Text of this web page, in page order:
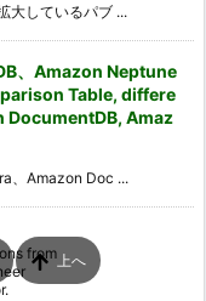
大しているパブ ...
、Amazon Neptune
Table, differe
Amaz
、Amazon Doc ...
from
.
上へ